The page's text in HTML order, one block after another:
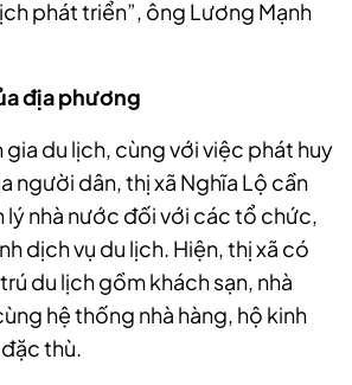
phát triển”, ông Lương Mạnh
địa phương
du lịch, cùng với việc phát huy
người dân, thị xã Nghĩa Lộ cần
nhà nước đối với các tổ chức,
dịch vụ du lịch. Hiện, thị xã có
du lịch gồm khách sạn, nhà
hệ thống nhà hàng, hộ kinh
thù.